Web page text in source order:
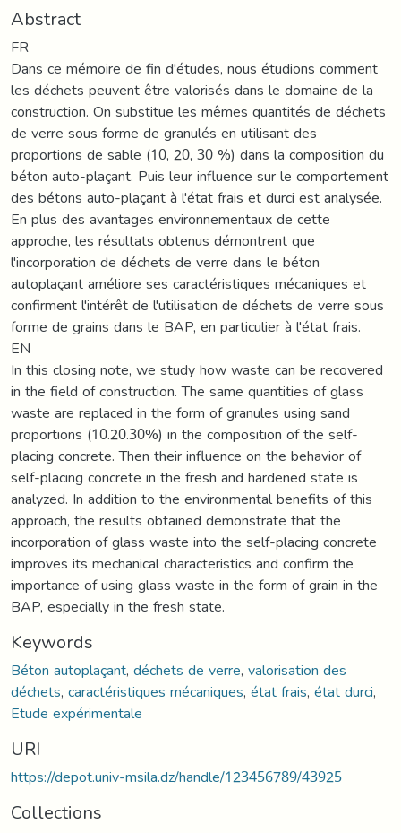
Abstract
FR
Dans ce mémoire de fin d'études, nous étudions comment
les déchets peuvent être valorisés dans le domaine de la
construction. On substitue les mêmes quantités de déchets
de verre sous forme de granulés en utilisant des
proportions de sable (10, 20, 30 %) dans la composition du
béton auto-plaçant. Puis leur influence sur le comportement
des bétons auto-plaçant à l'état frais et durci est analysée.
En plus des avantages environnementaux de cette
approche, les résultats obtenus démontrent que
l'incorporation de déchets de verre dans le béton
autoplaçant améliore ses caractéristiques mécaniques et
confirment l'intérêt de l'utilisation de déchets de verre sous
forme de grains dans le BAP, en particulier à l'état frais.
EN
In this closing note, we study how waste can be recovered
in the field of construction. The same quantities of glass
waste are replaced in the form of granules using sand
proportions (10.20.30%) in the composition of the self-
placing concrete. Then their influence on the behavior of
self-placing concrete in the fresh and hardened state is
analyzed. In addition to the environmental benefits of this
approach, the results obtained demonstrate that the
incorporation of glass waste into the self-placing concrete
improves its mechanical characteristics and confirm the
importance of using glass waste in the form of grain in the
BAP, especially in the fresh state.
Keywords
Béton autoplaçant,déchets de verre,valorisation des
déchets,caractéristiques mécaniques,état frais,état durci,
Etude expérimentale
URI
https://depot.univ-msila.dz/handle/123456789/43925
Collections